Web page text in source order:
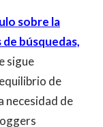
sobre la
búsquedas,
sigue
de
necesidad de